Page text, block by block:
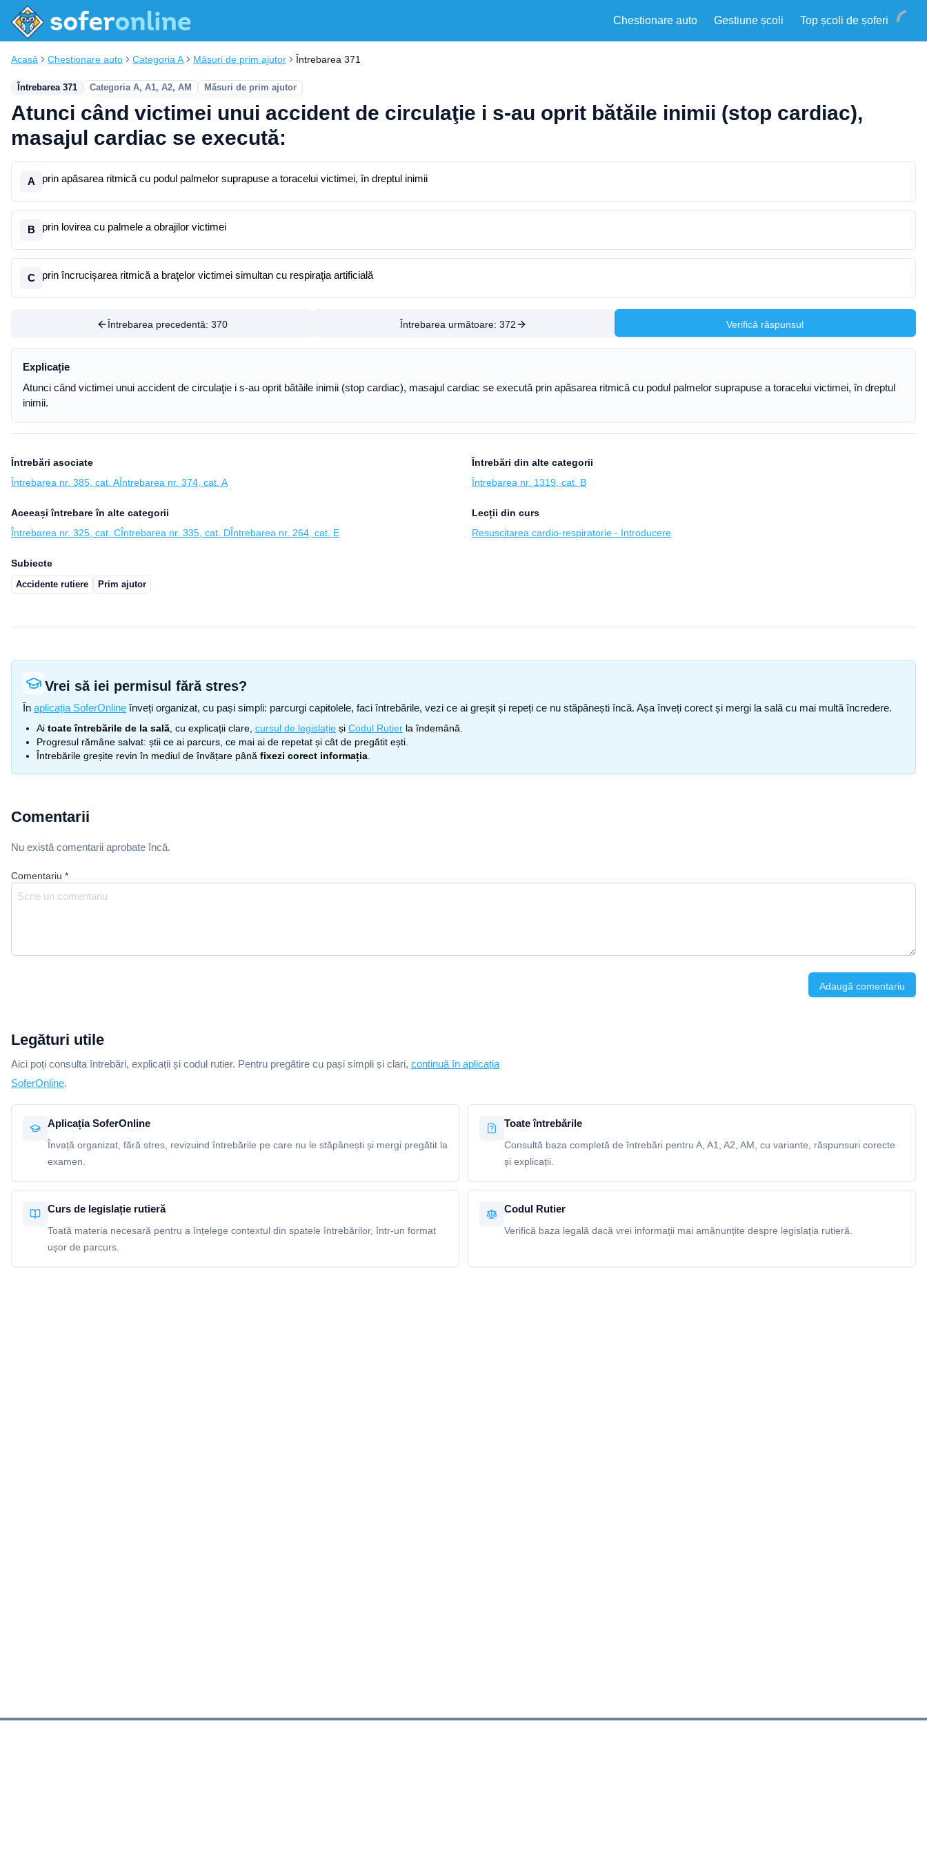
Chestionare auto Gestiune școli Top școli de șoferi
Acasă Chestionare auto Categoria A Măsuri de prim ajutor Întrebarea 371
Întrebarea 371 Categoria A, A1, A2, AM Măsuri de prim ajutor
Atunci când victimei unui accident de circulaţie i s-au oprit bătăile inimii (stop cardiac),
masajul cardiac se execută:
A prin apăsarea ritmică cu podul palmelor suprapuse a toracelui victimei, în dreptul inimii
B prin lovirea cu palmele a obrajilor victimei
C prin încrucişarea ritmică a braţelor victimei simultan cu respiraţia artificială
Întrebarea precedentă: 370 Întrebarea următoare: 372 Verifică răspunsul
Explicație
Atunci când victimei unui accident de circulaţie i s-au oprit bătăile inimii (stop cardiac), masajul cardiac se execută prin apăsarea ritmică cu podul palmelor suprapuse a toracelui victimei, în dreptul
inimii.
Întrebări asociate
Întrebarea nr. 385, cat. AÎntrebarea nr. 374, cat. A
Întrebări din alte categorii
Întrebarea nr. 1319, cat. B
Aceeași întrebare în alte categorii
Întrebarea nr. 325, cat. CÎntrebarea nr. 335, cat. DÎntrebarea nr. 264, cat. E
Lecții din curs
Resuscitarea cardio-respiratorie - Introducere
Subiecte
Accidente rutiere Prim ajutor
Vrei să iei permisul fără stres?
În aplicația SoferOnline înveți organizat, cu pași simpli: parcurgi capitolele, faci întrebările, vezi ce ai greșit și repeți ce nu stăpânești încă. Așa înveți corect și mergi la sală cu mai multă încredere.
Ai toate întrebările de la sală , cu explicații clare, cursul de legislație și Codul Rutier la îndemână.
Progresul rămâne salvat: știi ce ai parcurs, ce mai ai de repetat și cât de pregătit ești.
Întrebările greșite revin în mediul de învățare până fixezi corect informația
Comentarii
Nu există comentarii aprobate încă.
Comentariu *
Adaugă comentariu
Legături utile
Aici poți consulta întrebări, explicații și codul rutier. Pentru pregătire cu pași simpli și clari, continuă în aplicația
SoferOnline.
Aplicația SoferOnline
Învață organizat, fără stres, revizuind întrebările pe care nu le stăpânești și mergi pregătit la
examen.
Toate întrebările
Consultă baza completă de întrebări pentru A, A1, A2, AM, cu variante, răspunsuri corecte
și explicații.
Curs de legislație rutieră
Toată materia necesară pentru a înțelege contextul din spatele întrebărilor, într-un format
ușor de parcurs.
Codul Rutier
Verifică baza legală dacă vrei informații mai amănunțite despre legislația rutieră.